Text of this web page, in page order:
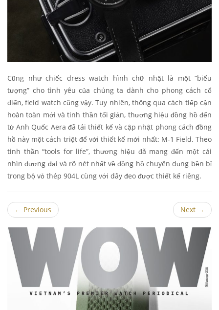
Cũng như chiếc dress watch hình chữ nhật là một “biểu
tượng” cho tình yêu của chúng ta dành cho phong cách cổ
điển, field watch cũng vậy. Tuy nhiên, thông qua cách tiếp cận
hoàn toàn mới và tinh thần tối giản, thương hiệu đồng hồ đến
từ Anh Quốc Aera đã tái thiết kế và cập nhật phong cách đồng
hồ này một cách triệt để với thiết kế mới nhất: M-1 Field. Theo
tinh thần “tools for life”, thương hiệu đã mang đến một cái
nhìn đương đại và rõ nét nhất về đồng hồ chuyên dụng bền bỉ
trong bộ vỏ thép 904L cùng với dây đeo được thiết kế riêng.
← Previous Next →